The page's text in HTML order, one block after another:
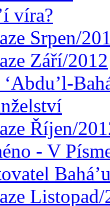
víra?
Srpen/
Září/2012
Říjen/
- V